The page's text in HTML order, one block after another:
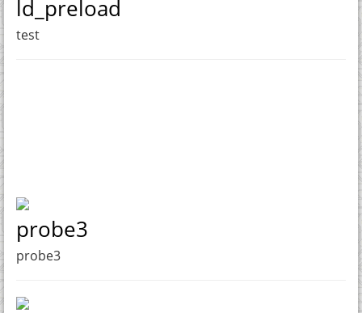
ld_preload
test
probe3
probe3